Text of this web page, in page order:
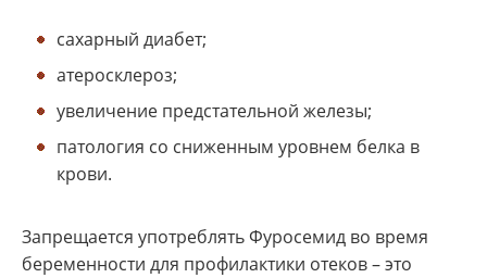
сахарный диабет;
атеросклероз;
увеличение предстательной железы;
патология со сниженным уровнем белка в
крови.
Запрещается употреблять Фуросемид во время
беременности для профилактики отеков – это